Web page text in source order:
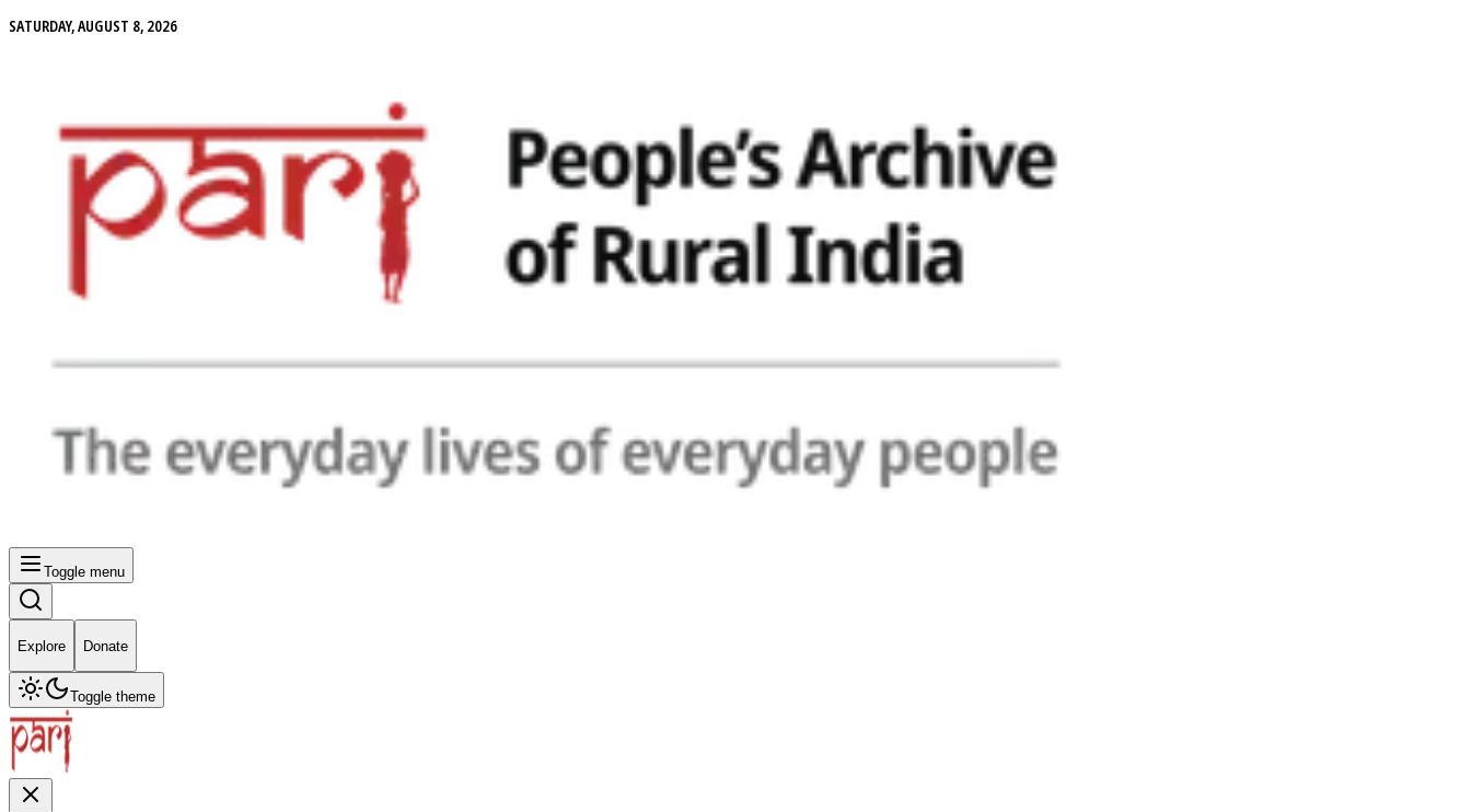
SATURDAY, AUGUST 8, 2026
Toggle menu
Explore Donate
Toggle theme